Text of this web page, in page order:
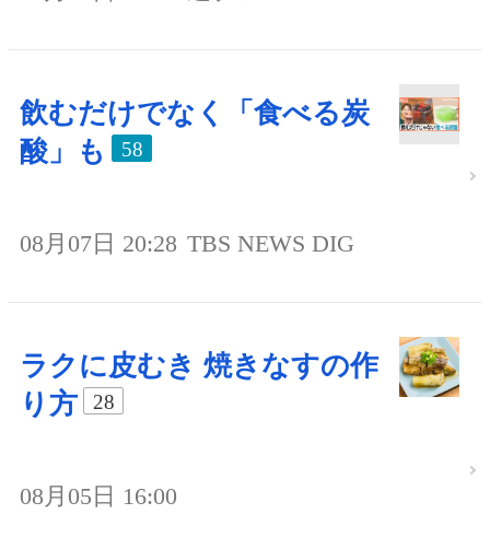
飲むだけでなく「食べる炭
酸」も
58
08月07日 20:28 TBS NEWS DIG
ラクに皮むき 焼きなすの作
り方
28
08月05日 16:00